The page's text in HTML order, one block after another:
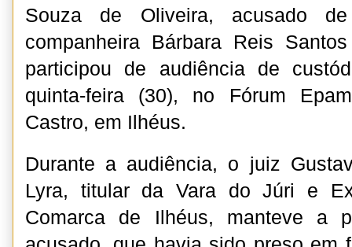
Souza de Oliveira, acusado
companheira Bárbara Reis
participou de audiência de
quinta-feira (30), no Fórum
Castro, em Ilhéus.
Durante a audiência, o juiz
Lyra, titular da Vara do Júri e
Comarca de Ilhéus, manteve a